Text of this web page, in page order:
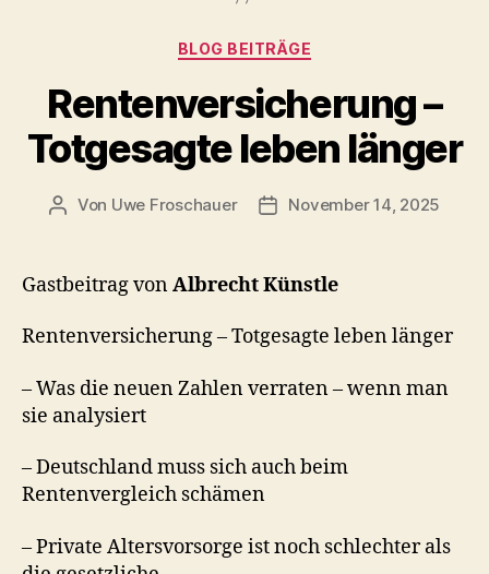
Kategorien
BLOG BEITRÄGE
Rentenversicherung –
Totgesagte leben länger
Beitragsautor
Von Uwe Froschauer Beitragsdatum
November 14, 2025
Gastbeitrag vonAlbrecht Künstle
Rentenversicherung – Totgesagte leben länger
– Was die neuen Zahlen verraten – wenn man
sie analysiert
– Deutschland muss sich auch beim
Rentenvergleich schämen
– Private Altersvorsorge ist noch schlechter als